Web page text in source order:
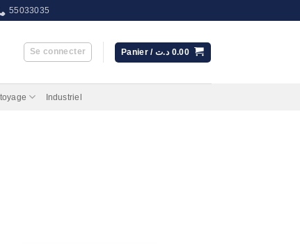
55033035
Se connecter Panier / 0.00 د.ت
Industriel